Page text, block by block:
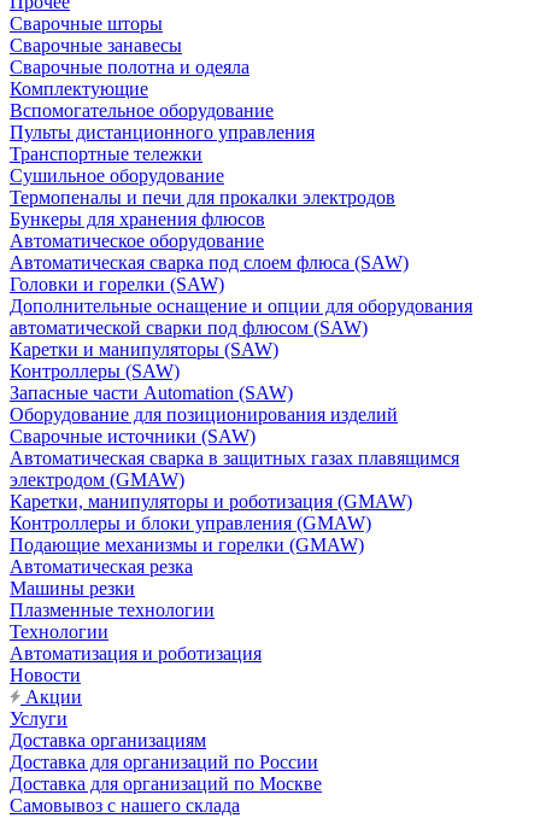
Сварочные шторы
Сварочные занавесы
Сварочные полотна и одеяла
Комплектующие
Вспомогательное оборудование
Пульты дистанционного управления
Транспортные тележки
Сушильное оборудование
Термопеналы и печи для прокалки электродов
Бункеры для хранения флюсов
Автоматическое оборудование
Автоматическая сварка под слоем флюса (SAW)
Головки и горелки (SAW)
Дополнительные оснащение и опции для оборудования
автоматической сварки под флюсом (SAW)
Каретки и манипуляторы (SAW)
Контроллеры (SAW)
Запасные части Automation (SAW)
Оборудование для позиционирования изделий
Сварочные источники (SAW)
Автоматическая сварка в защитных газах плавящимся
электродом (GMAW)
Каретки, манипуляторы и роботизация (GMAW)
Контроллеры и блоки управления (GMAW)
Подающие механизмы и горелки (GMAW)
Автоматическая резка
Машины резки
Плазменные технологии
Технологии
Автоматизация и роботизация
Новости
Акции
Услуги
Доставка организациям
Доставка для организаций по России
Доставка для организаций по Москве
Самовывоз с нашего склада